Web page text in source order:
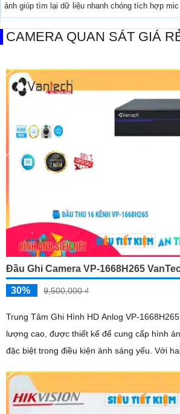
ảnh giúp tìm lại dữ liệu nhanh chóng tích hợp mic
CAMERA QUAN SÁT GIÁ
Đầu Ghi Camera VP-1668H265
30% 9,500,000 ₫
Trung Tâm Ghi Hình HD Anlog VP-
lượng cao, được thiết kế để cung cấp hình
đặc biệt trong điều kiện ánh